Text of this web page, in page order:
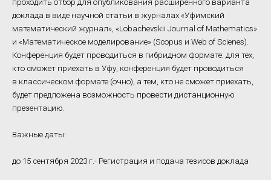
доклада в виде научной статьи в журналах «Уфимский
математический журнал», «Lobachevskii Journal of Mathematics»
и «Математическое моделирование» (Scopus и Web of Scienes).
Конференция будет проводиться в гибридном формате: для тех,
кто сможет приехать в Уфу, конференция будет проводиться
в классическом формате (очно), а тем, кто не сможет приехать,
будет предложена возможность провести дистанционную
презентацию.
Важные даты:
до 15 сентября 2023 г.- Регистрация и подача тезисов доклада